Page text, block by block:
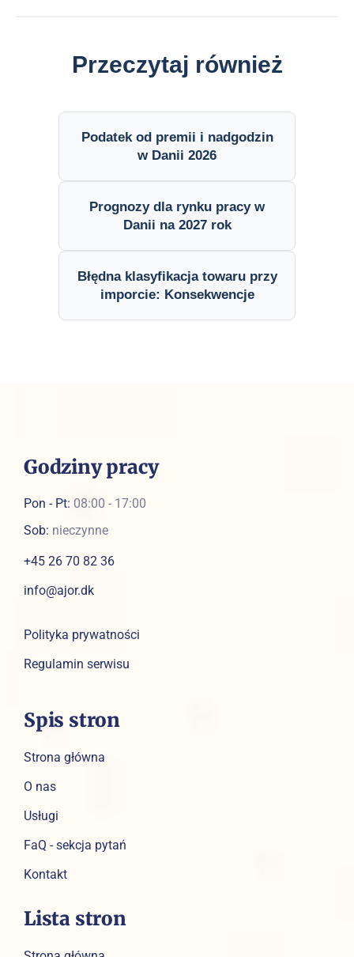
Przeczytaj również
Podatek od premii i nadgodzin
w Danii 2026
Prognozy dla rynku pracy w
Danii na 2027 rok
Błędna klasyfikacja towaru przy
imporcie: Konsekwencje
Godziny pracy
Pon - Pt: 08:00 - 17:00
Sob: nieczynne
+45 26 70 82 36
info@ajor.dk
Polityka prywatności
Regulamin serwisu
Spis stron
Strona główna
O nas
Usługi
FaQ - sekcja pytań
Kontakt
Lista stron